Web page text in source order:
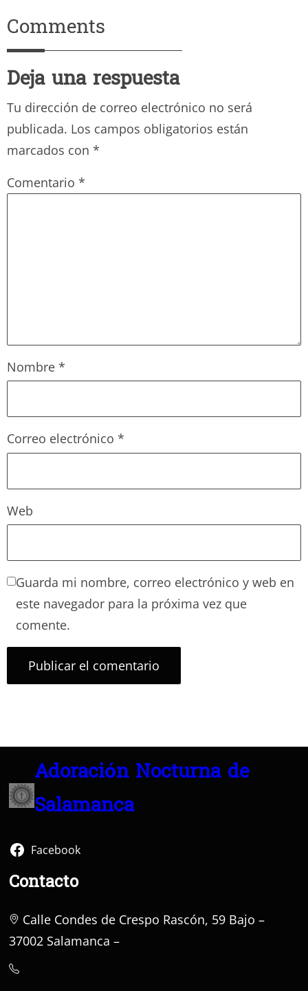
Comments
Deja una respuesta
Tu dirección de correo electrónico no será
publicada. Los campos obligatorios están
marcados con *
Comentario *
Nombre *
Correo electrónico *
Web
Guarda mi nombre, correo electrónico y web en
este navegador para la próxima vez que
comente.
Adoración Nocturna de
Salamanca
Facebook
Contacto
Calle Condes de Crespo Rascón, 59 Bajo –
37002 Salamanca –